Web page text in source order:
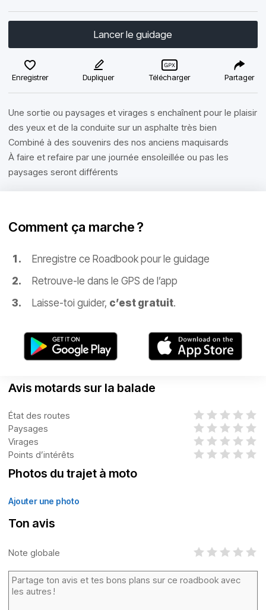
Lancer le guidage
Enregistrer Dupliquer Télécharger Partager
Une sortie ou paysages et virages s enchaînent pour le plaisir
des yeux et de la conduite sur un asphalte très bien
Combiné à des souvenirs des nos anciens maquisards
À faire et refaire par une journée ensoleillée ou pas les
paysages seront différents
Comment ça marche ?
Enregistre ce Roadbook pour le guidage
Retrouve-le dans le GPS de l’app
Laisse-toi guider, c’est gratuit.
Avis motards sur la balade
État des routes
Paysages
Virages
Points d’intérêts
Photos du trajet à moto
Ajouter une photo
Ton avis
Note globale